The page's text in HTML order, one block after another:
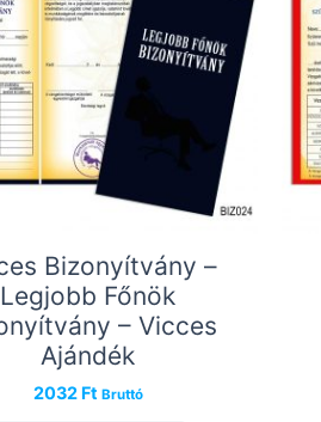
Bizonyítvány –
Legjobb Főnök
– Vicces
Ajándék
2032 Ft Bruttó